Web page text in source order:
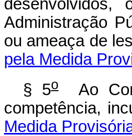
Administração
ou ameaça
pela Medida
§ 5oAo
Medida